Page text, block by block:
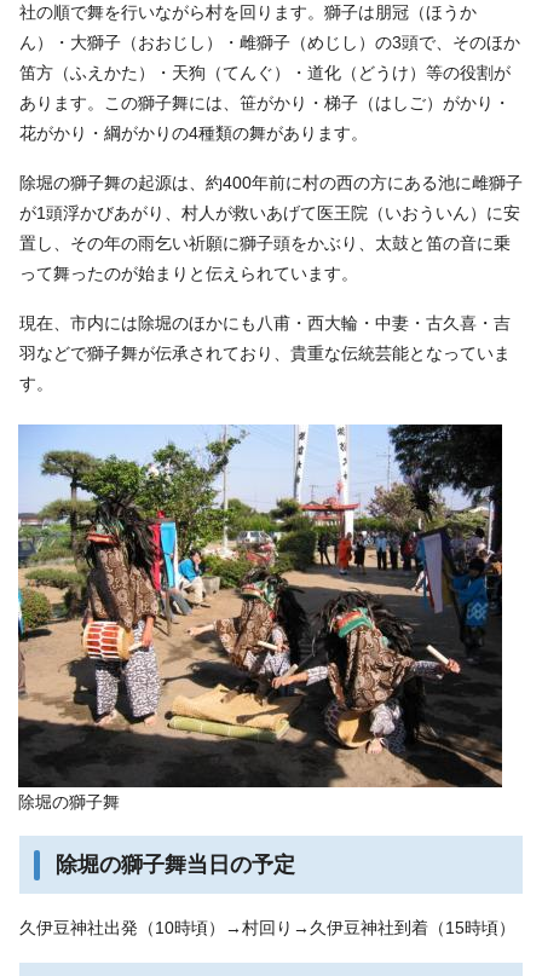
社の順で舞を行いながら村を回ります。獅子は朋冠（ほうか
ん）・大獅子（おおじし）・雌獅子（めじし）の3頭で、そのほか
笛方（ふえかた）・天狗（てんぐ）・道化（どうけ）等の役割が
あります。この獅子舞には、笹がかり・梯子（はしご）がかり・
花がかり・綱がかりの4種類の舞があります。
除堀の獅子舞の起源は、約400年前に村の西の方にある池に雌獅子
が1頭浮かびあがり、村人が救いあげて医王院（いおういん）に安
置し、その年の雨乞い祈願に獅子頭をかぶり、太鼓と笛の音に乗
って舞ったのが始まりと伝えられています。
現在、市内には除堀のほかにも八甫・西大輪・中妻・古久喜・吉
羽などで獅子舞が伝承されており、貴重な伝統芸能となっていま
す。
除堀の獅子舞
除堀の獅子舞当日の予定
久伊豆神社出発（10時頃）→村回り→久伊豆神社到着（15時頃）